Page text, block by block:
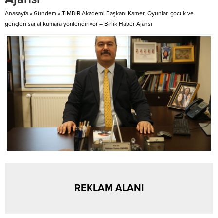
koydukları oyunla alkış topladı.
Takımın her hattı sahada büyük
sporcuları Ela Göksu Ant ve
Öykü Ayırkan katıldı. Ardahan
Anasayfa » Gündem » TİMBİR Akademi Başkanı Kamer: Oyunlar, çocuk ve
gençleri sanal kumara yönlendiriyor – Birlik Haber Ajansı
REKLAM ALANI